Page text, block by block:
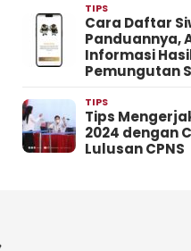
TIPS
Cara Daftar
Panduannya,
Informasi
Pemungutan
TIPS
Tips
2024 dengan
Lulusan CPNS